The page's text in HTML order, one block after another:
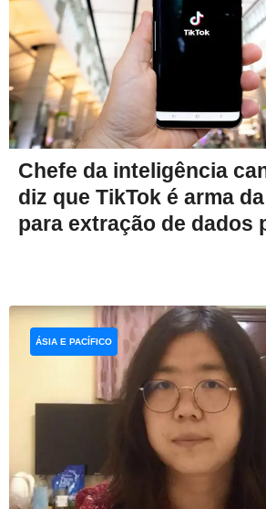
Chefe da inteligência
diz que TikTok é arma
para extração de dados
ÁSIA E PACÍFICO